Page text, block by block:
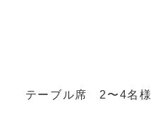
テーブル席 2〜4名様